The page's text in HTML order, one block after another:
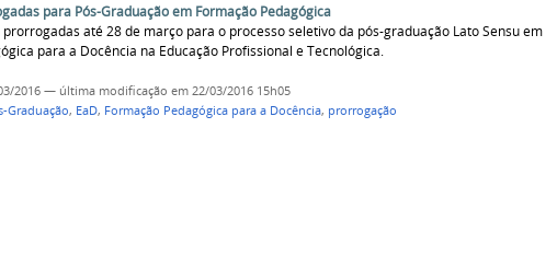
para Pós-Graduação em Formação Pedagógica
até 28 de março para o processo seletivo da pós-graduação Lato Sensu em
para a Docência na Educação Profissional e Tecnológica.
2016 — última modificação em 22/03/2016 15h05
Graduação, EaD, Formação Pedagógica para a Docência, prorrogação